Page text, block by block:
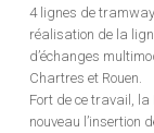
4 lignes de
réalisation de la
d’échanges
Chartres et Rouen.
Fort de ce travail, la
nouveau l’insertion